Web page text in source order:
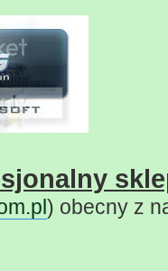
) obecny z